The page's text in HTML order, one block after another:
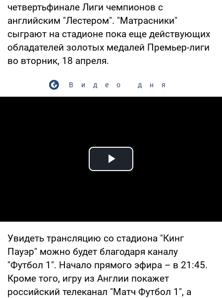
четвертьфинале Лиги чемпионов с
английским "Лестером". "Матрасники"
сыграют на стадионе пока еще действующих
обладателей золотых медалей Премьер-лиги
во вторник, 18 апреля.
Видео дня
Play Video
Увидеть трансляцию со стадиона "Кинг
Пауэр" можно будет благодаря каналу
"Футбол 1". Начало прямого эфира – в 21:45.
Кроме того, игру из Англии покажет
российский телеканал "Матч Футбол 1", а